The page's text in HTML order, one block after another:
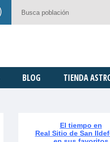
BLOG TIENDA
El tiempo en
Real Sitio de San